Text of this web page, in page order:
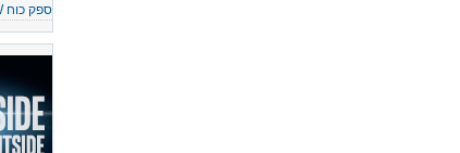
ספק כוח OCZ- 600W